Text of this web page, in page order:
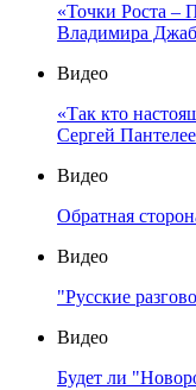
«Точки Роста –
Владимира
Видео
«Так кто
Сергей
Видео
Обратная
Видео
"Русские
Видео
Будет ли